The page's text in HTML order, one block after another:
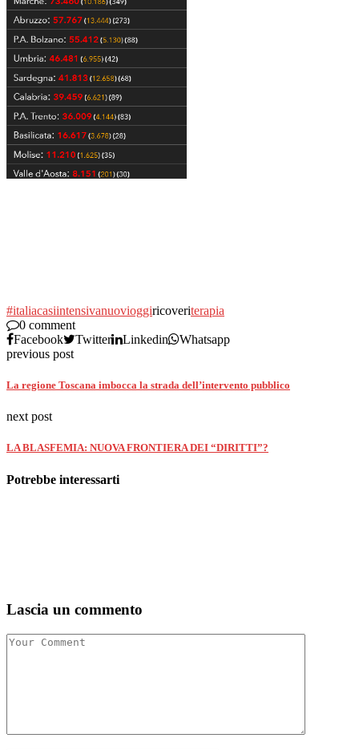
#italiacasiintensivanuovioggiricoveriterapia
0 comment
Facebook
Twitter Linkedin
Whatsapp
previous post
La regione Toscana imbocca la strada dell’intervento pubblico
next post
LA BLASFEMIA: NUOVA FRONTIERA DEI “DIRITTI”?
Potrebbe interessarti
Lascia un commento